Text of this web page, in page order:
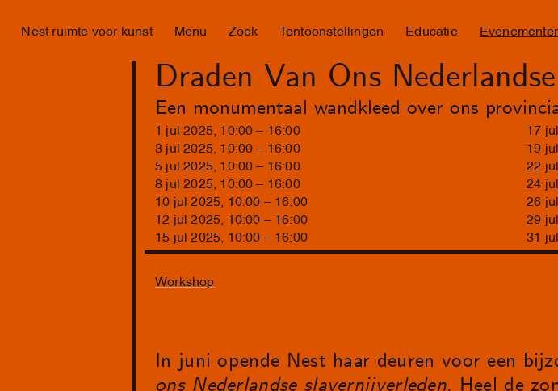
Nest ruimte voor kunst Menu Zoek Tentoonstellingen Educatie
Draden Van Ons
Een monumentaal wandkleed over ons
1 jul 2025 10:00 16 :00
3 jul 2025 10:00 16 :00
5 jul 2025 10:00 16 :00
8 jul 2025 10:00 16 :00
10 jul 2025 10:00 16 : 00
12 jul 2025 10:00 16 : 00
15 jul 2025 10:00 16 : 00
17 jul
19 jul
22 jul
24 jul
26 jul
29 jul
31 jul
Workshop
In juni opende Nest haar deuren voor een
ons Nederlandse slavernijverleden. Heel de